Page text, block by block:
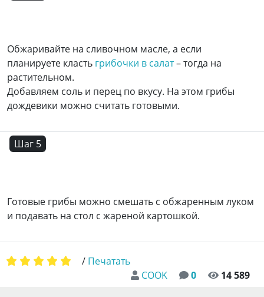
Обжаривайте на сливочном масле, а если
планируете класть грибочки в салат– тогда на
растительном.
Добавляем соль и перец по вкусу. На этом грибы
дождевики можно считать готовыми.
Шаг 5
Готовые грибы можно смешать с обжаренным луком
и подавать на стол с жареной картошкой.
COOK 0 14 589
/ Печатать